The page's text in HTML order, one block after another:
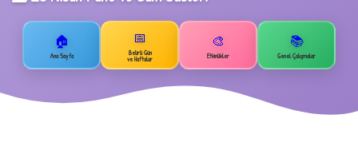
🏠
Ana Sayfa
📅
Belirli Gün
ve Haftalar
🎨
Etkinlikler
📚
Genel Çalışmalar